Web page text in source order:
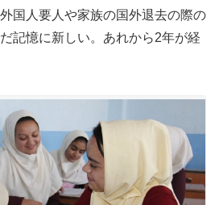
国人要人や家族の国外退去の際の
記憶に新しい。あれから2年が経